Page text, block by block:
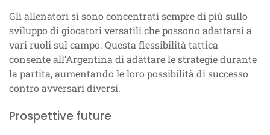
Gli allenatori si sono concentrati sempre di più sullo
sviluppo di giocatori versatili che possono adattarsi a
vari ruoli sul campo. Questa flessibilità tattica
consente all’Argentina di adattare le strategie durante
la partita, aumentando le loro possibilità di successo
contro avversari diversi.
Prospettive future